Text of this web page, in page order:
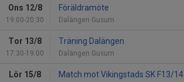
Ons 12/8
19:00-20:30
Föräldramöte
Dalängen Gusum
Tor 13/8
17:30-19:00
Träning Dalängen
Dalängen Gusum
Lör 15/8 Match mot Vikingstads SK F13/14